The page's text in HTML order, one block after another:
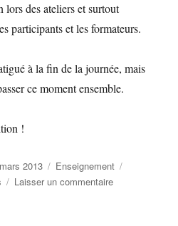
lors des ateliers et surtout
participants et les formateurs.
à la fin de la journée, mais
ce moment ensemble.
!
2013 Catégories
Enseignement
Laisser un commentairesur